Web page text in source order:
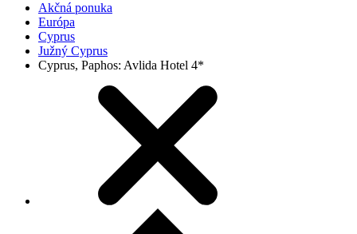
Akčná ponuka
Európa
Cyprus
Južný Cyprus
Cyprus, Paphos: Avlida Hotel 4*